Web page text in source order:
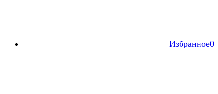
Избранное0